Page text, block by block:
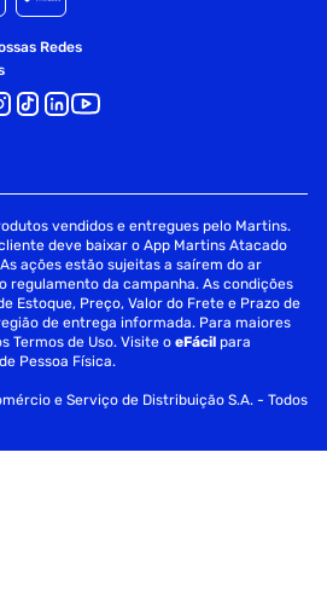
Redes
vendidos e entregues pelo Martins.
deve baixar o App Martins Atacado
ações estão sujeitas a saírem do ar
regulamento da campanha. As condições
Estoque, Preço, Valor do Frete e Prazo de
de entrega informada. Para maiores
Termos de Uso. Visite oeFácil para
Pessoa Física.
e Serviço de Distribuição S.A. - Todos